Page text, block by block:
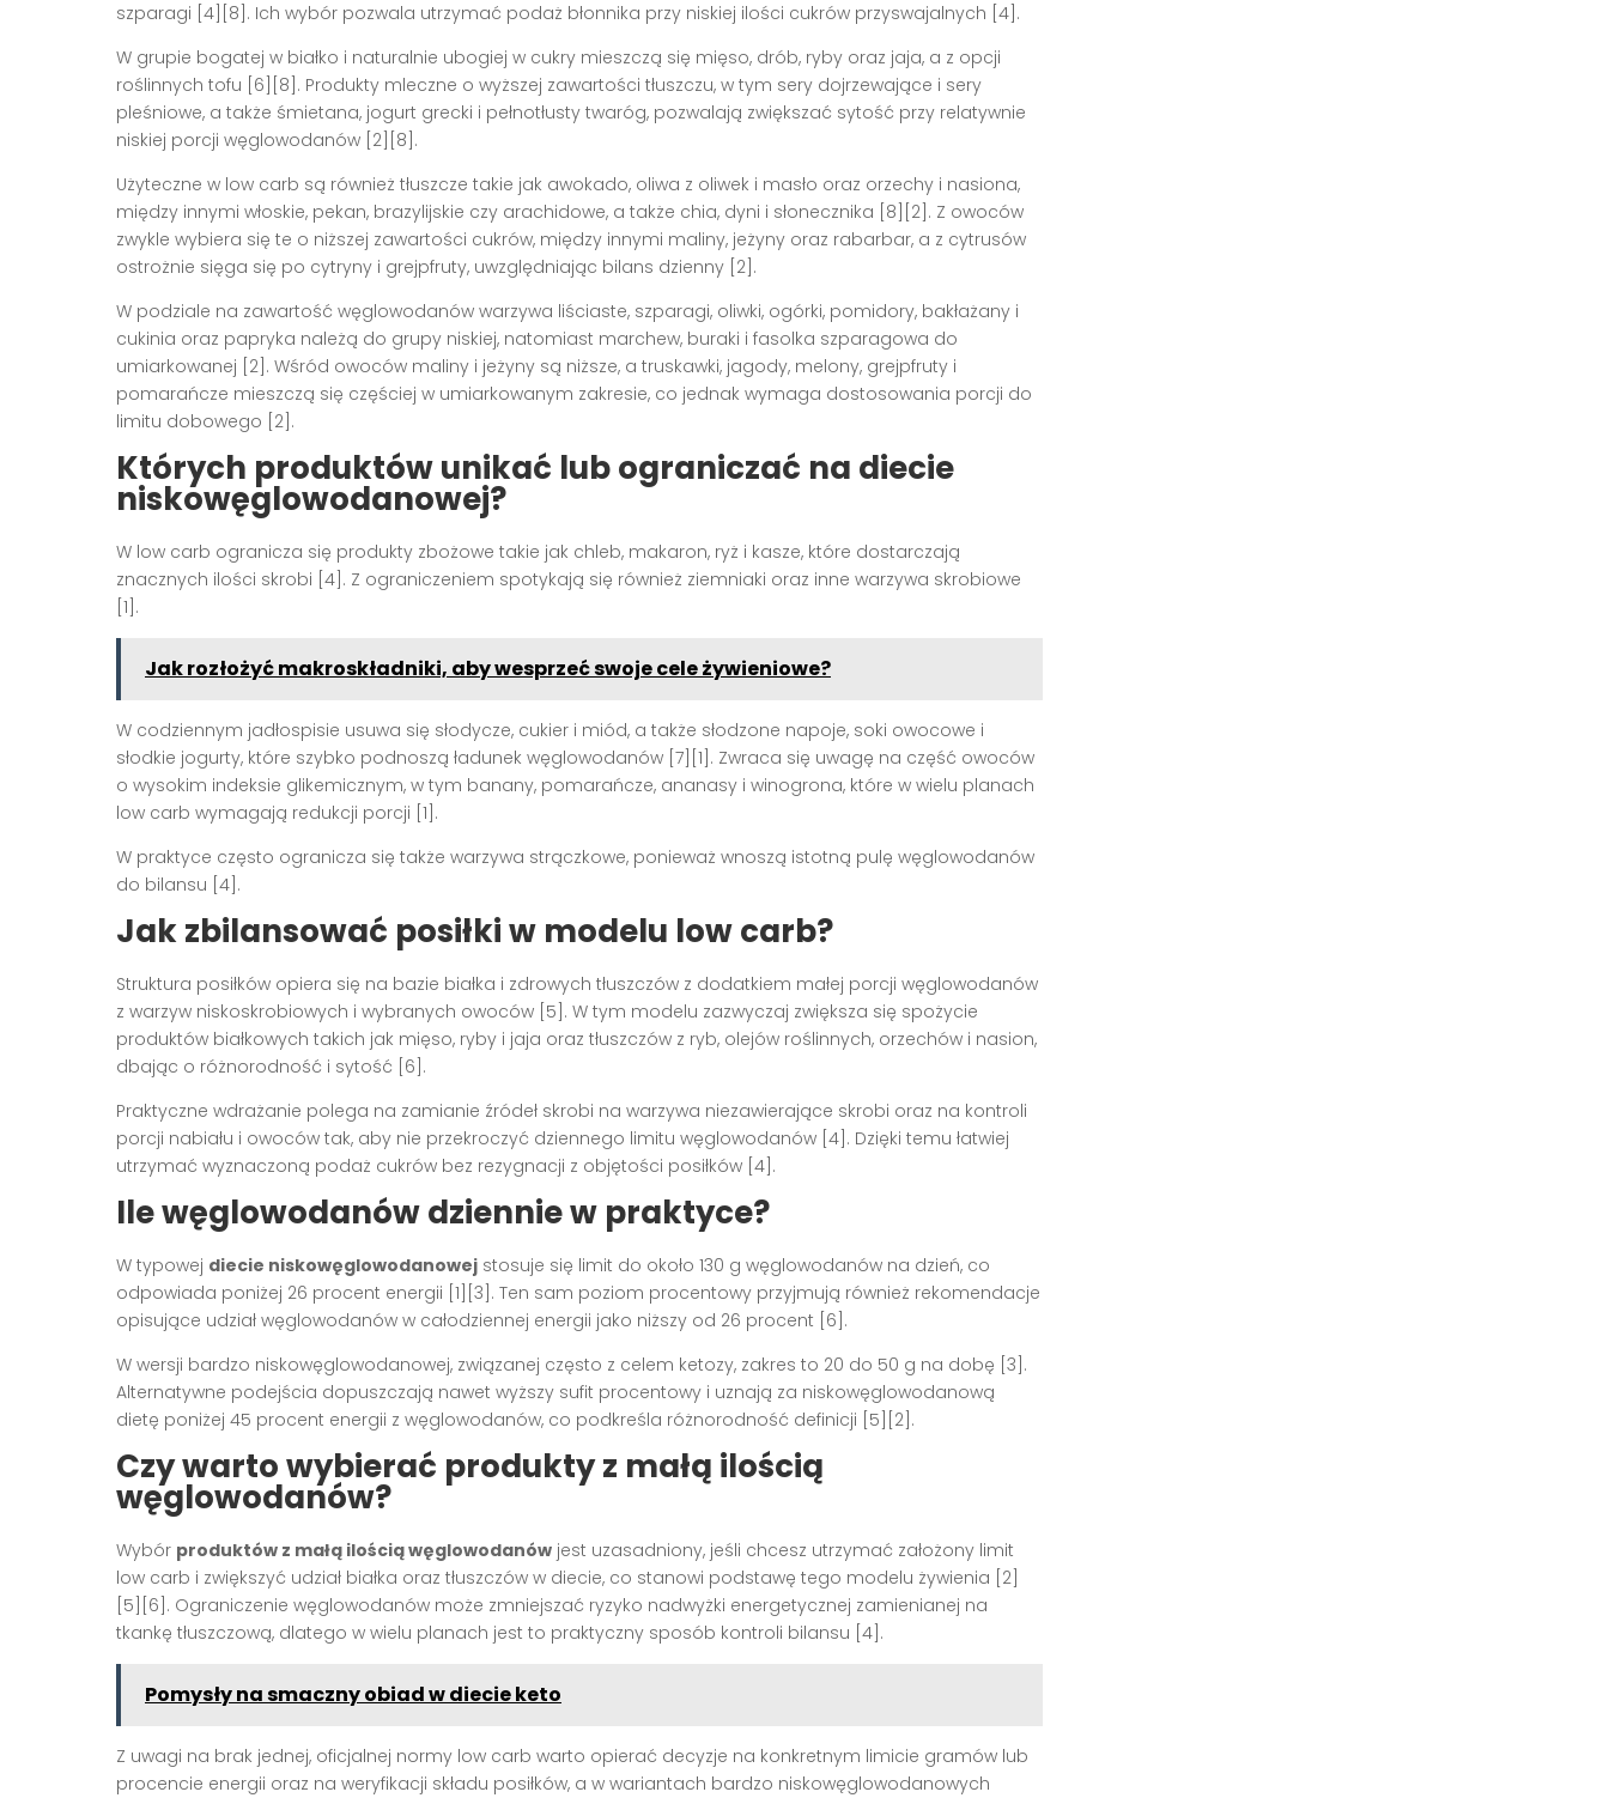
szparagi [4][8]. Ich wybór pozwala utrzymać podaż błonnika przy niskiej ilości cukrów przyswajalnych [4].
W grupie bogatej w białko i naturalnie ubogiej w cukry mieszczą się mięso, drób, ryby oraz jaja, a z opcji
roślinnych tofu [6][8]. Produkty mleczne o wyższej zawartości tłuszczu, w tym sery dojrzewające i sery
pleśniowe, a także śmietana, jogurt grecki i pełnotłusty twaróg, pozwalają zwiększać sytość przy relatywnie
niskiej porcji węglowodanów [2][8].
Użyteczne w low carb są również tłuszcze takie jak awokado, oliwa z oliwek i masło oraz orzechy i nasiona,
między innymi włoskie, pekan, brazylijskie czy arachidowe, a także chia, dyni i słonecznika [8][2]. Z owoców
zwykle wybiera się te o niższej zawartości cukrów, między innymi maliny, jeżyny oraz rabarbar, a z cytrusów
ostrożnie sięga się po cytryny i grejpfruty, uwzględniając bilans dzienny [2].
W podziale na zawartość węglowodanów warzywa liściaste, szparagi, oliwki, ogórki, pomidory, bakłażany i
cukinia oraz papryka należą do grupy niskiej, natomiast marchew, buraki i fasolka szparagowa do
umiarkowanej [2]. Wśród owoców maliny i jeżyny są niższe, a truskawki, jagody, melony, grejpfruty i
pomarańcze mieszczą się częściej w umiarkowanym zakresie, co jednak wymaga dostosowania porcji do
limitu dobowego [2].
Których produktów unikać lub ograniczać na diecie
niskowęglowodanowej?
W low carb ogranicza się produkty zbożowe takie jak chleb, makaron, ryż i kasze, które dostarczają
znacznych ilości skrobi [4]. Z ograniczeniem spotykają się również ziemniaki oraz inne warzywa skrobiowe
[1].
Jak rozłożyć makroskładniki, aby wesprzeć swoje cele żywieniowe?
W codziennym jadłospisie usuwa się słodycze, cukier i miód, a także słodzone napoje, soki owocowe i
słodkie jogurty, które szybko podnoszą ładunek węglowodanów [7][1]. Zwraca się uwagę na część owoców
o wysokim indeksie glikemicznym, w tym banany, pomarańcze, ananasy i winogrona, które w wielu planach
low carb wymagają redukcji porcji [1].
W praktyce często ogranicza się także warzywa strączkowe, ponieważ wnoszą istotną pulę węglowodanów
do bilansu [4].
Jak zbilansować posiłki w modelu low carb?
Struktura posiłków opiera się na bazie białka i zdrowych tłuszczów z dodatkiem małej porcji węglowodanów
z warzyw niskoskrobiowych i wybranych owoców [5]. W tym modelu zazwyczaj zwiększa się spożycie
produktów białkowych takich jak mięso, ryby i jaja oraz tłuszczów z ryb, olejów roślinnych, orzechów i nasion,
dbając o różnorodność i sytość [6].
Praktyczne wdrażanie polega na zamianie źródeł skrobi na warzywa niezawierające skrobi oraz na kontroli
porcji nabiału i owoców tak, aby nie przekroczyć dziennego limitu węglowodanów [4]. Dzięki temu łatwiej
utrzymać wyznaczoną podaż cukrów bez rezygnacji z objętości posiłków [4].
Ile węglowodanów dziennie w praktyce?
W typowej diecie niskowęglowodanowej stosuje się limit do około 130 g węglowodanów na dzień, co
odpowiada poniżej 26 procent energii [1][3]. Ten sam poziom procentowy przyjmują również rekomendacje
opisujące udział węglowodanów w całodziennej energii jako niższy od 26 procent [6].
W wersji bardzo niskowęglowodanowej, związanej często z celem ketozy, zakres to 20 do 50 g na dobę [3].
Alternatywne podejścia dopuszczają nawet wyższy sufit procentowy i uznają za niskowęglowodanową
dietę poniżej 45 procent energii z węglowodanów, co podkreśla różnorodność definicji [5][2].
Czy warto wybierać produkty z małą ilością
węglowodanów?
Wybór produktów z małą ilością węglowodanów jest uzasadniony, jeśli chcesz utrzymać założony limit
low carb i zwiększyć udział białka oraz tłuszczów w diecie, co stanowi podstawę tego modelu żywienia [2]
[5][6]. Ograniczenie węglowodanów może zmniejszać ryzyko nadwyżki energetycznej zamienianej na
tkankę tłuszczową, dlatego w wielu planach jest to praktyczny sposób kontroli bilansu [4].
Pomysły na smaczny obiad w diecie keto
Z uwagi na brak jednej, oficjalnej normy low carb warto opierać decyzje na konkretnym limicie gramów lub
procencie energii oraz na weryfikacji składu posiłków, a w wariantach bardzo niskowęglowodanowych